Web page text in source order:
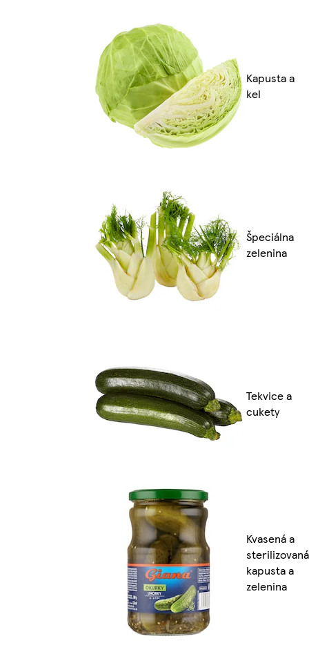
Kapusta a
kel
Špeciálna
zelenina
Tekvice a
cukety
Kvasená a
sterilizovaná
kapusta a
zelenina